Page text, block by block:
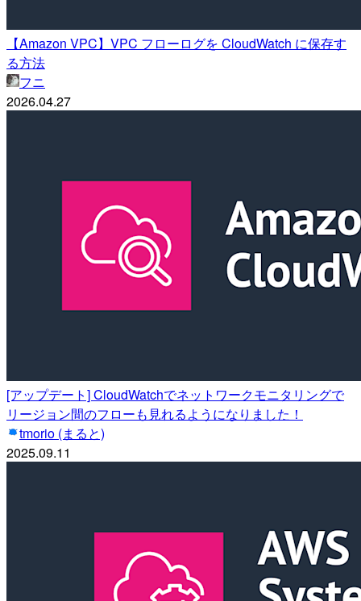
【Amazon VPC】VPC フローログを CloudWatch に保存す
る方法
フニ
2026.04.27
[アップデート] CloudWatchでネットワークモニタリングで
リージョン間のフローも見れるようになりました！
tmorio (まると)
2025.09.11